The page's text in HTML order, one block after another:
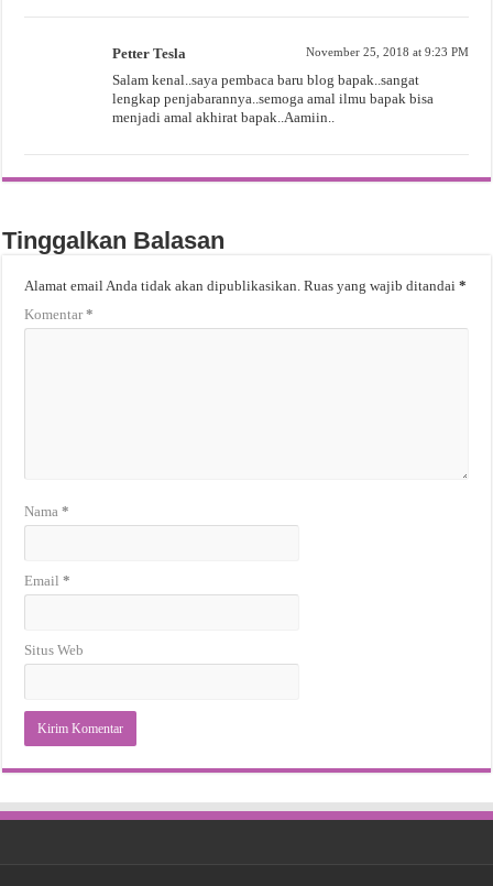
Petter Tesla November 25, 2018 at 9:23 PM
Salam kenal..saya pembaca baru blog bapak..sangat
lengkap penjabarannya..semoga amal ilmu bapak bisa
menjadi amal akhirat bapak..Aamiin..
Tinggalkan Balasan
Alamat email Anda tidak akan dipublikasikan. Ruas yang wajib ditandai*
Komentar*
Nama*
Email*
Situs Web